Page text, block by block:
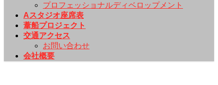
プロフェッショナルディベロップメント
Aスタジオ座席表
葦船プロジェクト
交通アクセス
お問い合わせ
会社概要